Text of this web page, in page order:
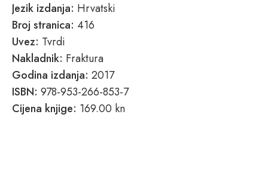
Jezik izdanja: Hrvatski
Broj stranica: 416
Uvez: Tvrdi
Nakladnik: Fraktura
Godina izdanja: 2017
ISBN: 978-953-266-853-7
Cijena knjige: 169.00 kn